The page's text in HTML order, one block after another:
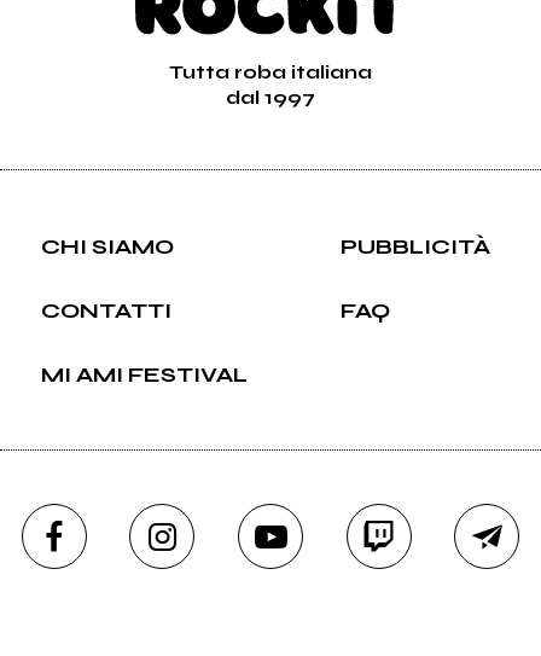
Tutta roba italiana
dal 1997
CHI SIAMO PUBBLICITÀ
CONTATTI FAQ
MI AMI FESTIVAL